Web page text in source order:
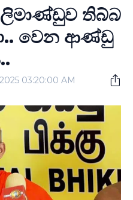
තිබ්බ
වෙන ආණ්ඩු
03:20:00 AM